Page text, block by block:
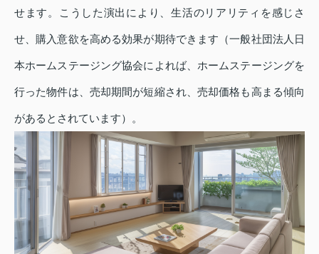
せます。こうした演出により、生活のリアリティを感じさ
せ、購入意欲を高める効果が期待できます（一般社団法人日
本ホームステージング協会によれば、ホームステージングを
行った物件は、売却期間が短縮され、売却価格も高まる傾向
があるとされています）。